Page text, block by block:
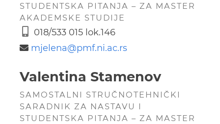
STUDENTSKA PITANJA – ZA MASTER
AKADEMSKE STUDIJE
018/533 015 lok.146
mjelena@pmf.ni.ac.rs
Valentina Stamenov
SAMOSTALNI STRUČNOTEHNIČKI
SARADNIK ZA NASTAVU I
STUDENTSKA PITANJA – ZA MASTER